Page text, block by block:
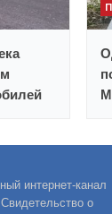
интернет-канал
о